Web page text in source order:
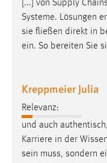
[...] von Supply
Systeme. Lösungen
sie fließen direkt in
ein. So bereiten Sie
Kreppmeier Julia
Relevanz:
und auch
Karriere in der
sein muss, sondern